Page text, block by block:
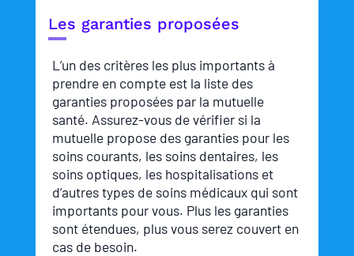
Les garanties proposées
L’un des critères les plus importants à
prendre en compte est la liste des
garanties proposées par la mutuelle
santé. Assurez-vous de vérifier si la
mutuelle propose des garanties pour les
soins courants, les soins dentaires, les
soins optiques, les hospitalisations et
d’autres types de soins médicaux qui sont
importants pour vous. Plus les garanties
sont étendues, plus vous serez couvert en
cas de besoin.